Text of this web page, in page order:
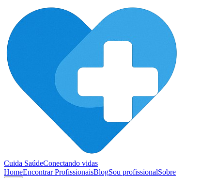
Cuida SaúdeConectando vidas
HomeEncontrar ProfissionaisBlogSou profissionalSobre